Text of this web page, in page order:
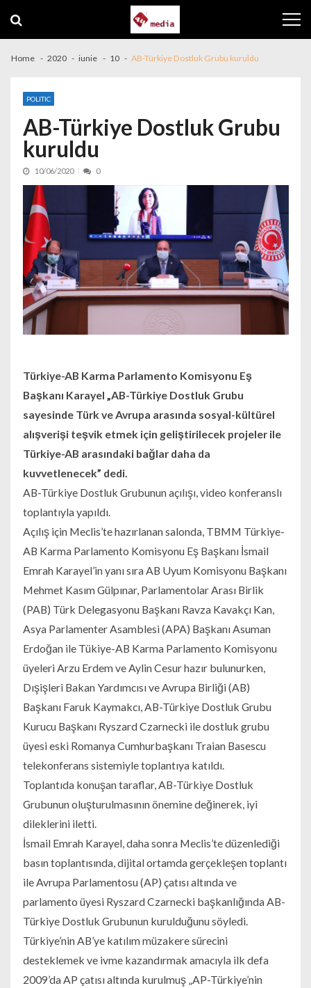
Home 2020 iunie 10 AB-Türkiye Dostluk Grubu kuruldu
POLITIC
AB-Türkiye Dostluk Grubu
kuruldu
10/06/2020 0
Türkiye-AB Karma Parlamento Komisyonu Eş
Başkanı Karayel „AB-Türkiye Dostluk Grubu
sayesinde Türk ve Avrupa arasında sosyal-kültürel
alışverişi teşvik etmek için geliştirilecek projeler ile
Türkiye-AB arasındaki bağlar daha da
kuvvetlenecek” dedi.
AB-Türkiye Dostluk Grubunun açılışı, video konferanslı
toplantıyla yapıldı.
Açılış için Meclis’te hazırlanan salonda, TBMM Türkiye-
AB Karma Parlamento Komisyonu Eş Başkanı İsmail
Emrah Karayel’in yanı sıra AB Uyum Komisyonu Başkanı
Mehmet Kasım Gülpınar, Parlamentolar Arası Birlik
(PAB) Türk Delegasyonu Başkanı Ravza Kavakçı Kan,
Asya Parlamenter Asamblesi (APA) Başkanı Asuman
Erdoğan ile Tükiye-AB Karma Parlamento Komisyonu
üyeleri Arzu Erdem ve Aylin Cesur hazır bulunurken,
Dışişleri Bakan Yardımcısı ve Avrupa Birliği (AB)
Başkanı Faruk Kaymakcı, AB-Türkiye Dostluk Grubu
Kurucu Başkanı Ryszard Czarnecki ile dostluk grubu
üyesi eski Romanya Cumhurbaşkanı Traian Basescu
telekonferans sistemiyle toplantıya katıldı.
Toplantıda konuşan taraflar, AB-Türkiye Dostluk
Grubunun oluşturulmasının önemine değinerek, iyi
dileklerini iletti.
İsmail Emrah Karayel, daha sonra Meclis’te düzenlediği
basın toplantısında, dijital ortamda gerçekleşen toplantı
ile Avrupa Parlamentosu (AP) çatısı altında ve
parlamento üyesi Ryszard Czarnecki başkanlığında AB-
Türkiye Dostluk Grubunun kurulduğunu söyledi.
Türkiye’nin AB’ye katılım müzakere sürecini
desteklemek ve ivme kazandırmak amacıyla ilk defa
2009’da AP çatısı altında kurulmuş „AP-Türkiye’nin